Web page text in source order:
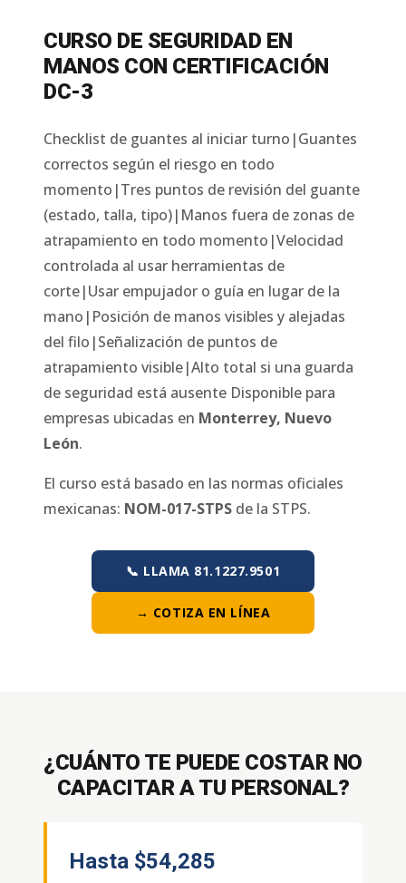
CURSO DE SEGURIDAD EN
MANOS CON CERTIFICACIÓN
DC-3
Checklist de guantes al iniciar turno|Guantes
correctos según el riesgo en todo
momento|Tres puntos de revisión del guante
(estado, talla, tipo)|Manos fuera de zonas de
atrapamiento en todo momento|Velocidad
controlada al usar herramientas de
corte|Usar empujador o guía en lugar de la
mano|Posición de manos visibles y alejadas
del filo|Señalización de puntos de
atrapamiento visible|Alto total si una guarda
de seguridad está ausente Disponible para
empresas ubicadas en Monterrey, Nuevo
León.
El curso está basado en las normas oficiales
mexicanas: NOM-017-STPS de la STPS.
📞 LLAMA 81.1227.9501
→ COTIZA EN LÍNEA
¿CUÁNTO TE PUEDE COSTAR NO
CAPACITAR A TU PERSONAL?
Hasta $54,285